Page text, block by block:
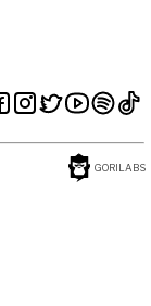
GORILABS